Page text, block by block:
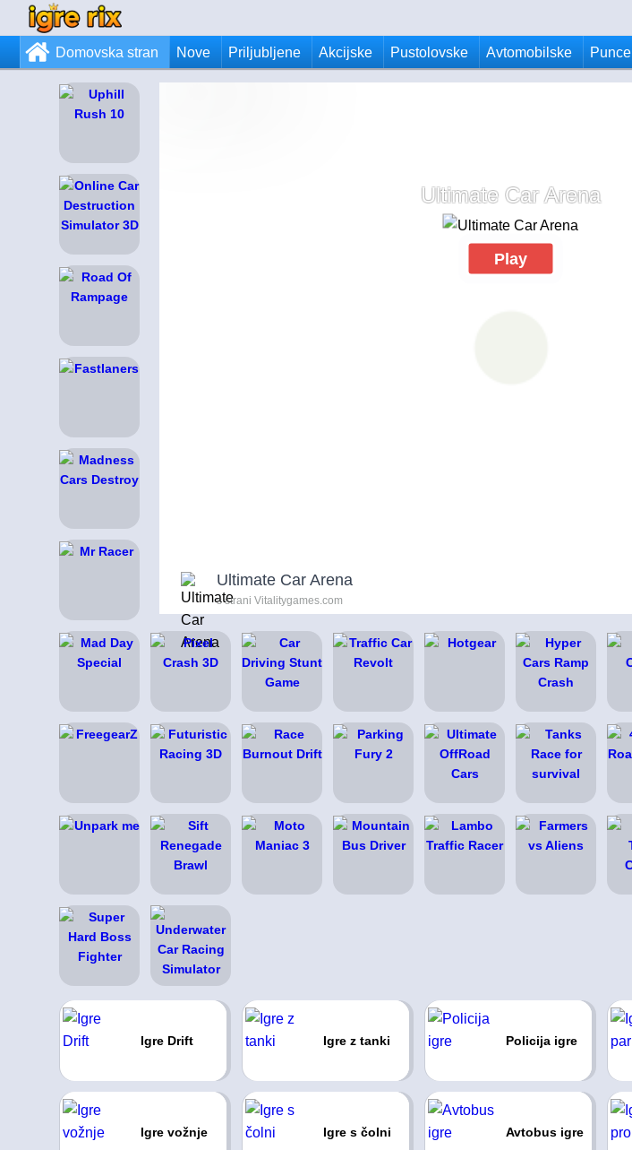
Domovska stran Nove Priljubljene Akcijske Pustolovske Avtomobilske Punce
Ultimate Car Arena
Play
Ultimate Car Arena
s strani Vitalitygames.com
Igre Drift Igre z tanki Policija igre
Igre vožnje Igre s čolni Avtobus igre